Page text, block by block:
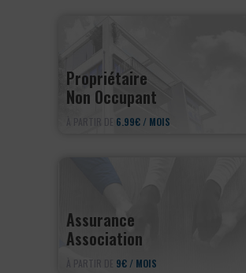
Propriétaire
Non Occupant
À PARTIR DE 6.99€ / MOIS
Assurance
Association
À PARTIR DE 9€ / MOIS